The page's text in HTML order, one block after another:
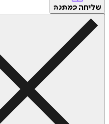
שליחה כמתנה